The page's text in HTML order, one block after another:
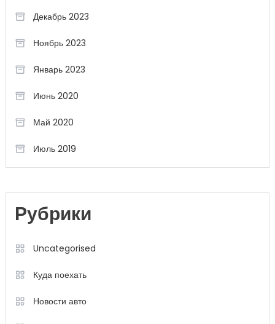
Декабрь 2023
Ноябрь 2023
Январь 2023
Июнь 2020
Май 2020
Июль 2019
Рубрики
Uncategorised
Куда поехать
Новости авто